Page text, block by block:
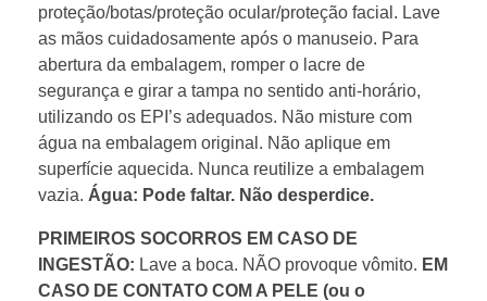
proteção/botas/proteção ocular/proteção facial. Lave
as mãos cuidadosamente após o manuseio. Para
abertura da embalagem, romper o lacre de
segurança e girar a tampa no sentido anti-horário,
utilizando os EPI’s adequados. Não misture com
água na embalagem original. Não aplique em
superfície aquecida. Nunca reutilize a embalagem
vazia. Água: Pode faltar. Não desperdice.
PRIMEIROS SOCORROS EM CASO DE
INGESTÃO: Lave a boca. NÃO provoque vômito. EM
CASO DE CONTATO COM A PELE (ou o